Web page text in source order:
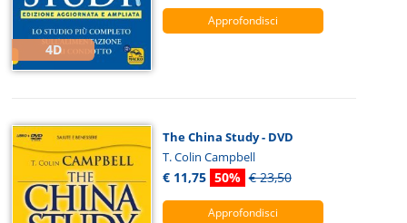
4D
Approfondisci
The China Study - DVD
T. Colin Campbell
€ 11,75 50% € 23,50
Approfondisci